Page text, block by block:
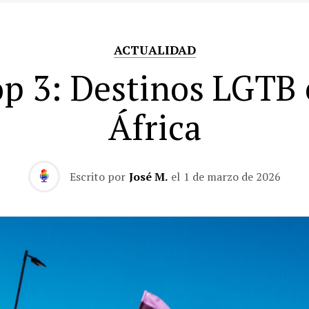
ACTUALIDAD
3: Destinos LGTB
África
Escrito por José M. el 1 de marzo de 2026